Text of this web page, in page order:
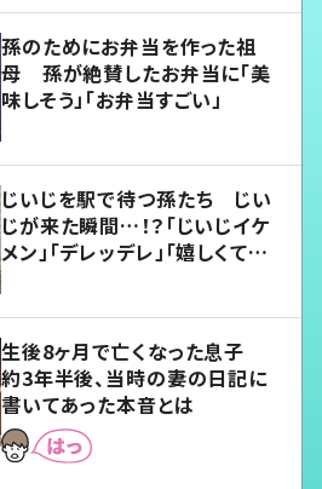
孫のためにお弁当を作った祖
母 孫が絶賛したお弁当に「美
味しそう」「お弁当すごい」
じいじを駅で待つ孫たち じい
じが来た瞬間…！？「じいじイケ
メン」「デレッデレ」「嬉しくて可
生後8ヶ月で亡くなった息子
約3年半後、当時の妻の日記に
書いてあった本音とは